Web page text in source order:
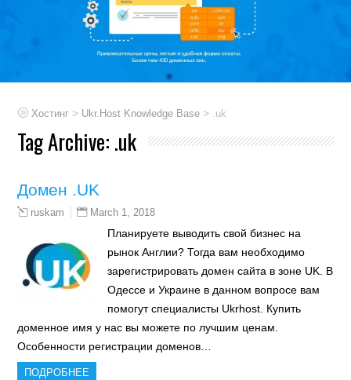
Хостинг > Ukr.Host Knowledge Base > .uk
Tag Archive: .uk
Домен .UK
ruskam March 1, 2018
Планируете выводить свой бизнес на
рынок Англии? Тогда вам необходимо
зарегистрировать домен сайта в зоне UK. В
Одессе и Украине в данном вопросе вам
помогут специалисты Ukrhost. Купить
доменное имя у нас вы можете по лучшим ценам.
Особенности регистрации доменов…
ПОДРОБНЕЕ